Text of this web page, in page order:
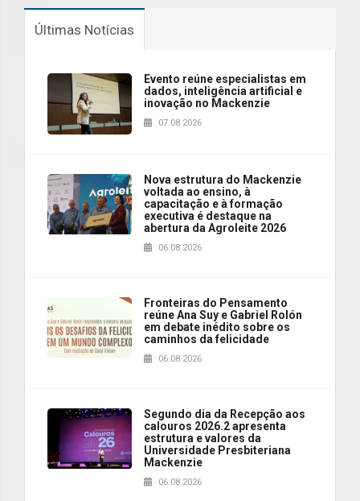
Últimas Notícias
Evento reúne especialistas em
dados, inteligência artificial e
inovação no Mackenzie
07.08.2026
Nova estrutura do Mackenzie
voltada ao ensino, à
capacitação e à formação
executiva é destaque na
abertura da Agroleite 2026
06.08.2026
Fronteiras do Pensamento
reúne Ana Suy e Gabriel Rolón
em debate inédito sobre os
caminhos da felicidade
06.08.2026
Segundo dia da Recepção aos
calouros 2026.2 apresenta
estrutura e valores da
Universidade Presbiteriana
Mackenzie
06.08.2026